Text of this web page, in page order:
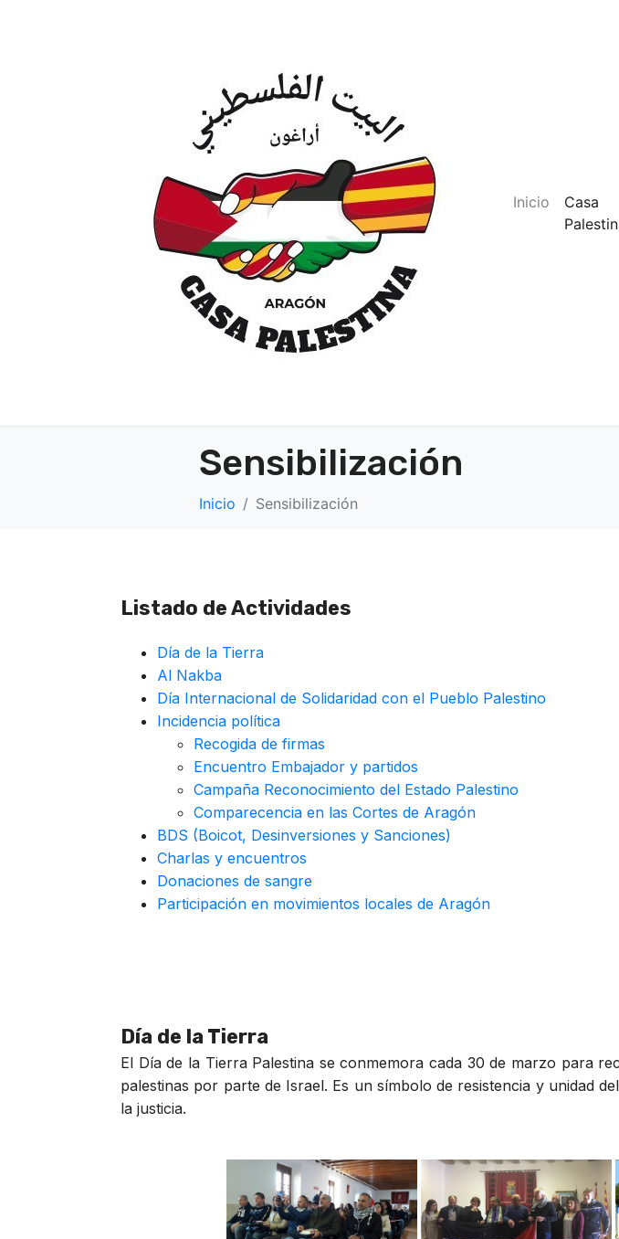
Inicio
Casa
Sensibilización
Inicio Sensibilización
Listado de Actividades
Día de la Tierra
Al Nakba
Día Internacional de Solidaridad con el Pueblo Palestino
Incidencia política
Recogida de firmas
Encuentro Embajador y partidos
Campaña Reconocimiento del Estado Palestino
Comparecencia en las Cortes de Aragón
BDS (Boicot, Desinversiones y Sanciones)
Charlas y encuentros
Donaciones de sangre
Participación en movimientos locales de Aragón
Día de la Tierra
El Día de la Tierra Palestina se conmemora cada 30 de marzo para
palestinas por parte de Israel. Es un símbolo de resistencia y unidad
la justicia.